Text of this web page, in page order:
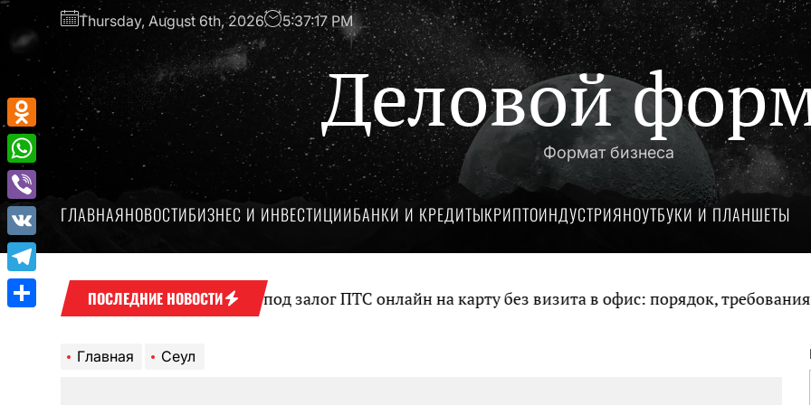
Перейти
содержимому
Thursday, August 6th, 2026 5:37:17 PM
Деловой
Формат бизнеса
ГЛАВНАЯНОВОСТИБИЗНЕС И ИНВЕСТИЦИИБАНКИ И КРЕДИТЫКРИПТОИНДУСТРИЯНОУТБУКИ И ПЛАНШЕТЫ
ПОСЛЕДНИЕ НОВОСТИ
Оформление займа под залог ПТС онлайн на карту без визита в офис: порядок, требования и
Главная Сеул
Odnoklassniki
WhatsApp
Viber
VK
Telegram
Отправить